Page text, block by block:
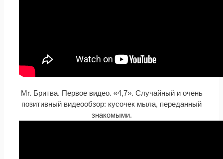
Mr. Бритва. Первое видео. «4,7». Случайный и очень
позитивный видеообзор: кусочек мыла, переданный
знакомыми.